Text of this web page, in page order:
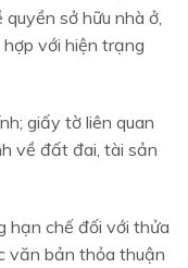
sở hữu nhà ở,
với hiện trạng
giấy tờ liên quan
về đất đai, tài sản
hạn chế đối với thửa
văn bản thỏa thuận